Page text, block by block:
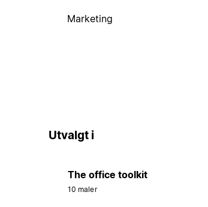
Marketing
Utvalgt i
The office toolkit
10 maler